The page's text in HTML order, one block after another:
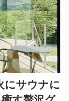
にサウナに